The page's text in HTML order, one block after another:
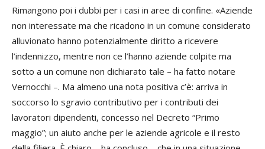
Rimangono poi i dubbi per i casi in aree di confine. «Aziende
non interessate ma che ricadono in un comune considerato
alluvionato hanno potenzialmente diritto a ricevere
l’indennizzo, mentre non ce l’hanno aziende colpite ma
sotto a un comune non dichiarato tale – ha fatto notare
Vernocchi –. Ma almeno una nota positiva c’è: arriva in
soccorso lo sgravio contributivo per i contributi dei
lavoratori dipendenti, concesso nel Decreto “Primo
maggio”; un aiuto anche per le aziende agricole e il resto